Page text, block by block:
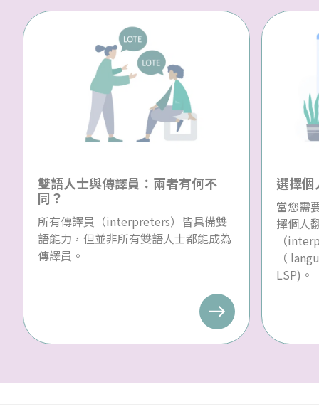
雙語人士與傳譯員：兩者有何不
同？
所有傳譯員（interpreters）皆具備雙
語能力，但並非所有雙語人士都能成為
傳譯員。
選擇個
當您需
擇個人
（
（
LSP)。